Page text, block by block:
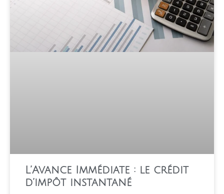
L’Avance Immédiate : le crédit
d’impôt instantané